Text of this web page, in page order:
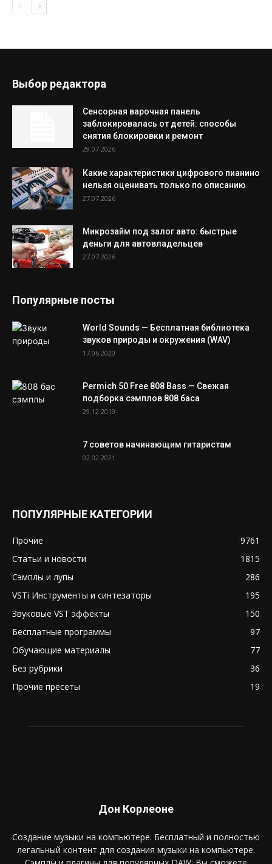
Выбор редактора
Сенсорная варочная панель
заблокировалась от детей: способы
снятия блокировки и ремонт
29.07.2026
Какие характеристики цифрового пианино
нельзя оценивать только по описанию
27.07.2026
Микрозайм под залог авто: быстрые
деньги для автовладельцев
27.07.2026
Популярные посты
World Sounds — Бесплатная библиотека
звуков природы и окружения (WAV)
17.06.2020
Permich 50 Free 808 Bass — Свежая
подборка сэмплов 808 баса
29.12.2019
7 советов начинающим гитаристам
02.02.2021
ПОПУЛЯРНЫЕ КАТЕГОРИИ
Прочие
9761
Статьи и новости
1815
Сэмплы и лупы
286
VSTi Инструменты и синтезаторы
195
Звуковые VST эффекты
150
Бесплатные программы
97
Обучающие материалы
77
Без рубрики
36
Прочие пресеты
19
Дон Корлеоне
Создание музыки на компьютере. Бесплатный и полностью
легальный контент для создания музыки на компьютере.